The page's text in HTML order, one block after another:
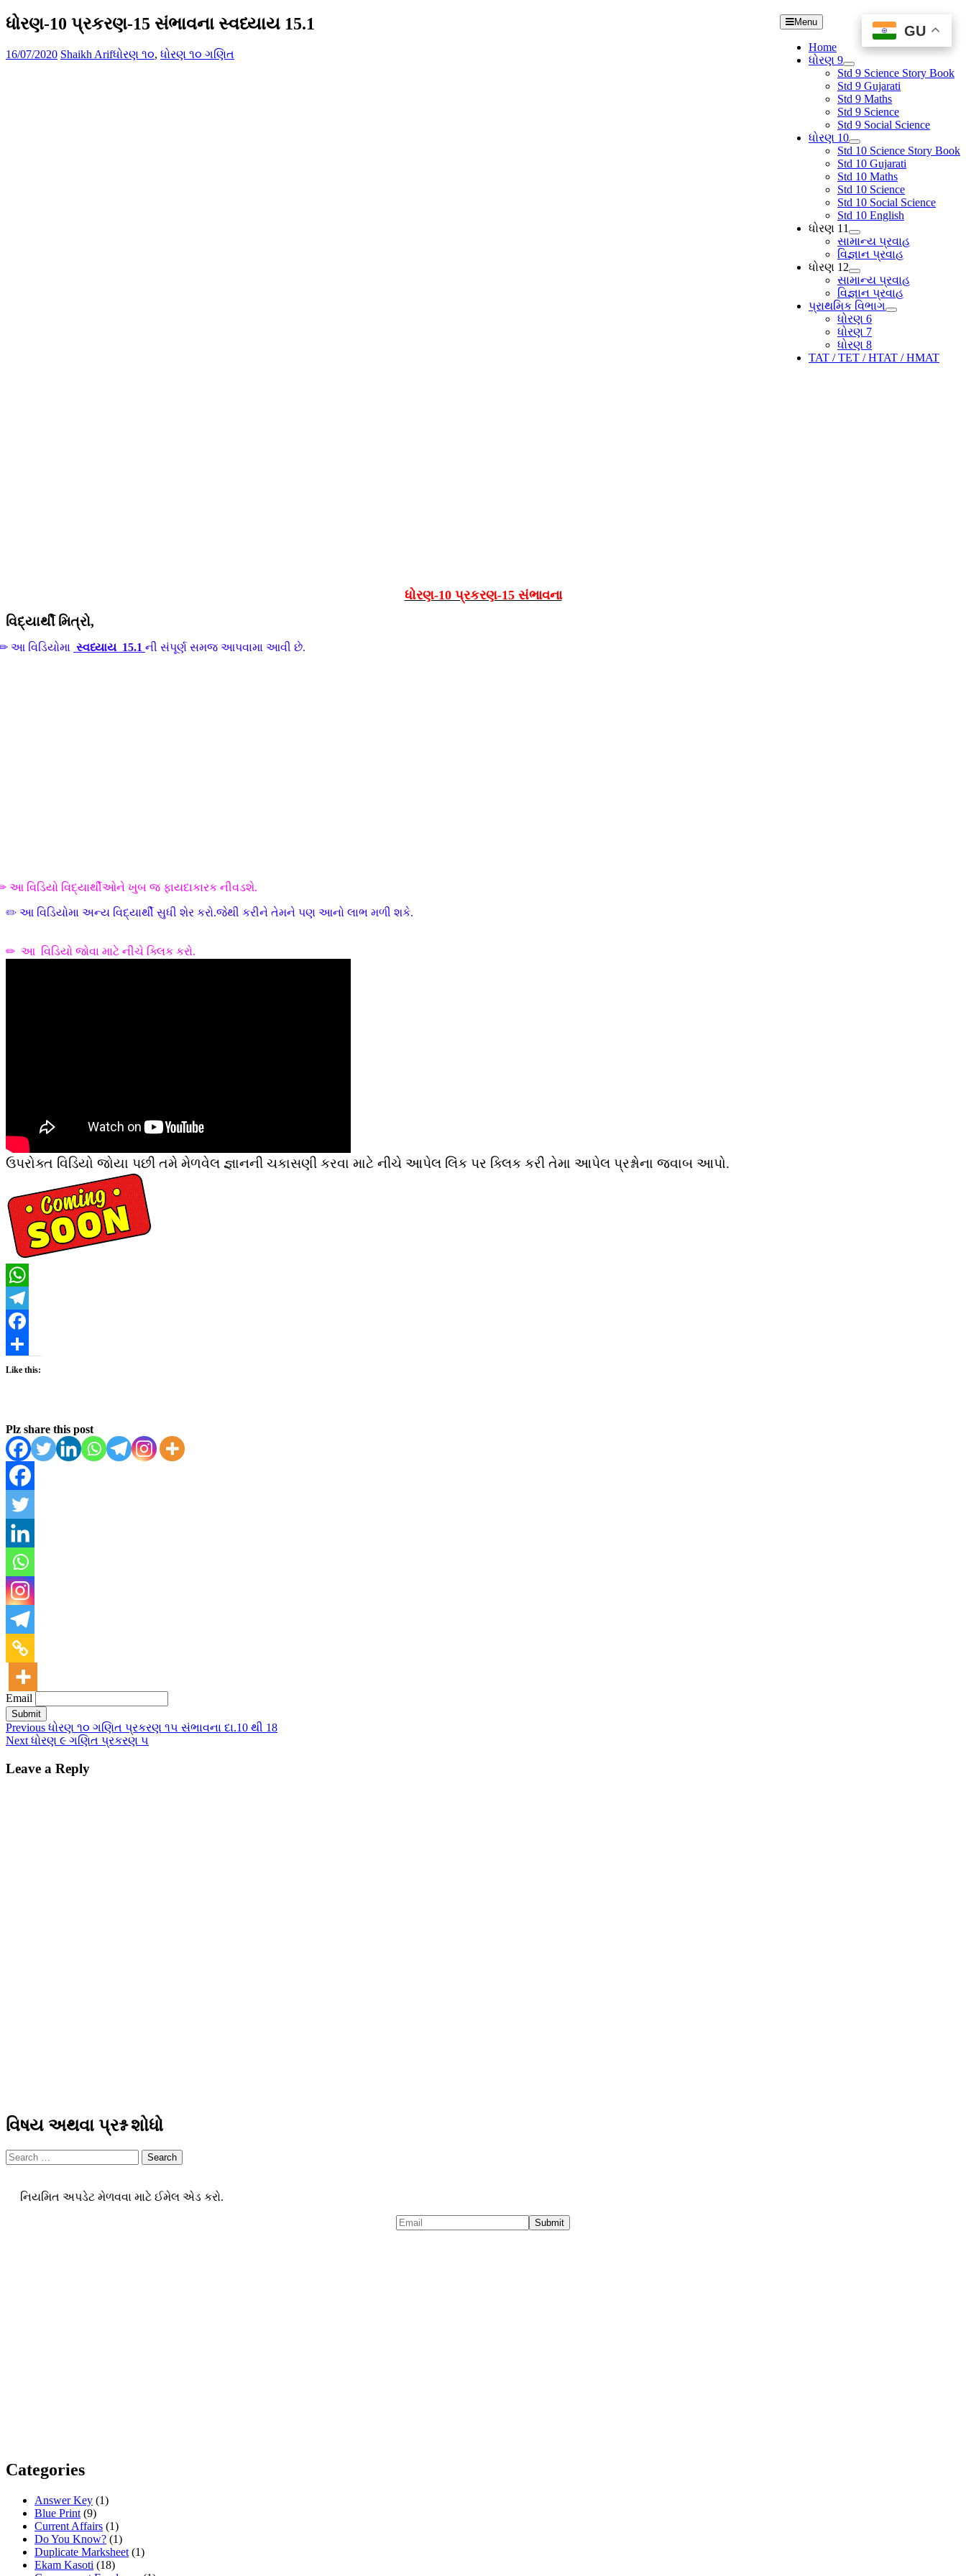
Menu
Home
ધોરણ 9
Std 9 Science Story Book
Std 9 Gujarati
Std 9 Maths
Std 9 Science
Std 9 Social Science
ધોરણ 10
Std 10 Science Story Book
Std 10 Gujarati
Std 10 Maths
Std 10 Science
Std 10 Social Science
Std 10 English
ધોરણ 11
સામાન્ય પ્રવાહ
વિજ્ઞાન પ્રવાહ
ધોરણ 12
સામાન્ય પ્રવાહ
વિજ્ઞાન પ્રવાહ
પ્રાથમિક વિભાગ
ધોરણ 6
ધોરણ 7
ધોરણ 8
TAT / TET / HTAT / HMAT
ધોરણ-10 પ્રકરણ-15 સંભાવના સ્વધ્યાય 15.1
16/07/2020 Shaikh Arifધોરણ ૧૦, ધોરણ ૧૦ ગણિત
ધોરણ-10 પ્રકરણ-15 સંભાવના
વિદ્યાર્થી મિત્રો,
આ વિડિયોમા સ્વધ્યાય 15.1 ની સંપૂર્ણ સમજ આપવામા આવી છે.
આ વિડિયો વિદ્યાર્થીઓને ખુબ જ ફાયદાકારક નીવડશે.
✏ આ વિડિયોમા અન્ય વિદ્યાર્થી સુધી શેર કરો.જેથી કરીને તેમને પણ આનો લાભ મળી શકે.
✏ આ વિડિયો જોવા માટે નીચે ક્લિક કરો.
ઉપરોક્ત વિડિયો જોયા પછી તમે મેળવેલ જ્ઞાનની ચકાસણી કરવા માટે નીચે આપેલ લિંક પર ક્લિક કરી તેમા આપેલ પ્રશ્નોના જવાબ આપો.
WhatsApp
Telegram
Facebook
Share
Like this:
Plz share this post
Email
Previous ધોરણ ૧૦ ગણિત પ્રકરણ ૧૫ સંભાવના દા.10 થી 18
Next ધોરણ ૯ ગણિત પ્રકરણ ૫
Leave a Reply
વિષય અથવા પ્રશ્ન શોધો
Search
નિયમિત અપડેટ મેળવવા માટે ઈમેલ એડ કરો.
Categories
Answer Key (1)
Blue Print (9)
Current Affairs (1)
Do You Know? (1)
Duplicate Marksheet (1)
Ekam Kasoti (18)
GU
GU